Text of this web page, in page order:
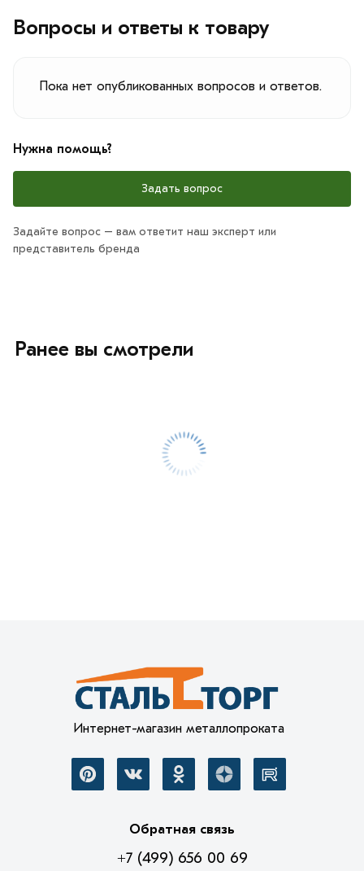
Вопросы и ответы к товару
Пока нет опубликованных вопросов и ответов.
Нужна помощь?
Задать вопрос
Задайте вопрос – вам ответит наш эксперт или
представитель бренда
Ранее вы смотрели
Интернет-магазин металлопроката
Обратная связь
+7 (499) 656 00 69